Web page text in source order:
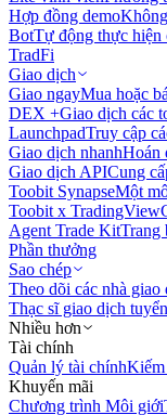
Hợp đồng demo
BotTự động thực hiện
TradFi
Giao dịch
Giao ngayMua hoặc
DEX +Giao dịch các
LaunchpadTruy cập
Giao dịch nhanhHoán
Giao dịch APICung
Toobit SynapseMột
Toobit x TradingView
Agent Trade KitTrang
Phần thưởng
Sao chép
Theo dõi các nhà
Thạc sĩ giao dịch
Nhiều hơn
Tài chính
Quản lý tài chínhKiếm
Khuyến mãi
Chương trình Môi giới